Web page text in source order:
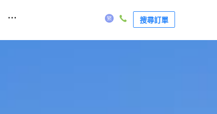
... 搜尋訂單